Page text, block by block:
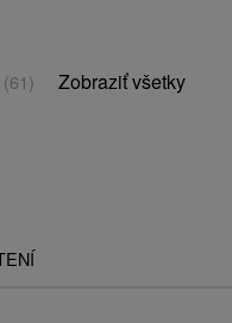
(61) Zobraziť všetky